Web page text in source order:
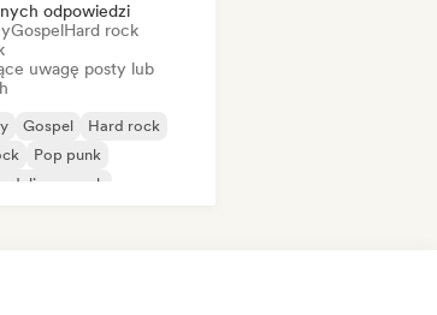
odpowiedzi
GospelHard rock
uwagę posty lub
Gospel
Hard rock
Pop punk
rock